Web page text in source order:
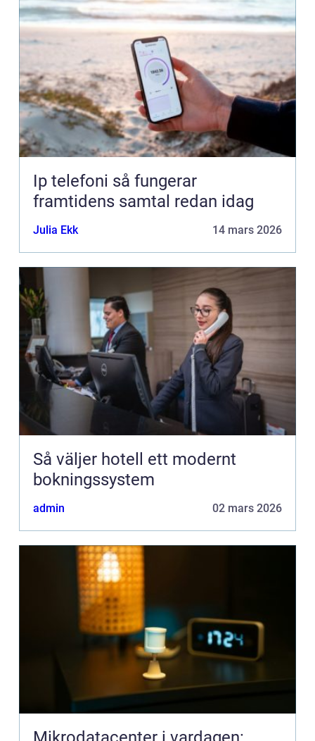
Ip telefoni så fungerar
framtidens samtal redan idag
Julia Ekk 14 mars 2026
Så väljer hotell ett modernt
bokningssystem
admin 02 mars 2026